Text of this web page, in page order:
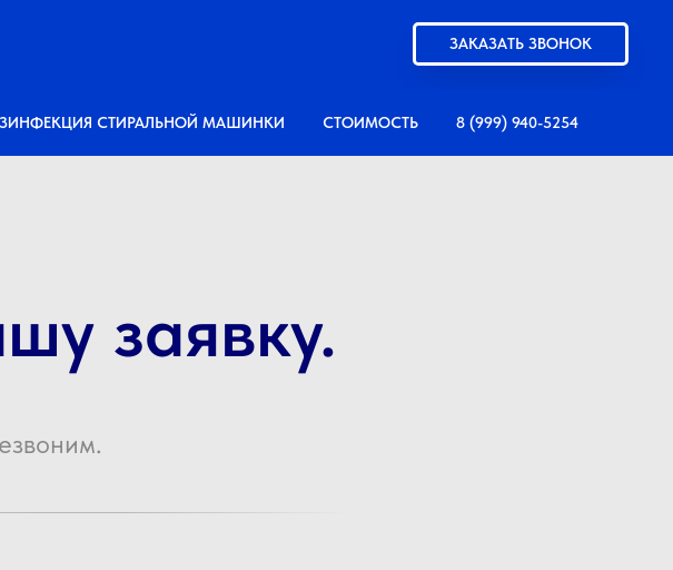
ЗАКАЗАТЬ ЗВОНОК
СТИРАЛЬНОЙ МАШИНКИ СТОИМОСТЬ 8 (999) 940-5254
заявку.